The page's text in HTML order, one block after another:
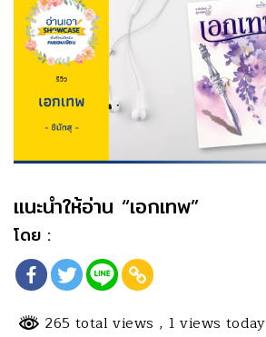
แนะนำให้อ่าน “เอกเทพ”
โดย :
265 total views , 1 views today